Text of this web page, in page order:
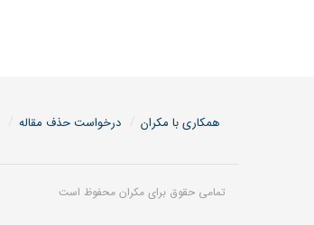
همکاری با مکران درخواست حذف مقاله
تمامی حقوق برای مکران محفوظ است